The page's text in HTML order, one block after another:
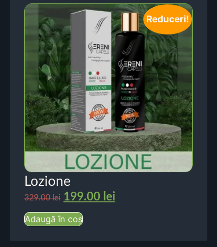
Reduceri!
Lozione
329.00lei 199.00 lei
Adaugă în coș